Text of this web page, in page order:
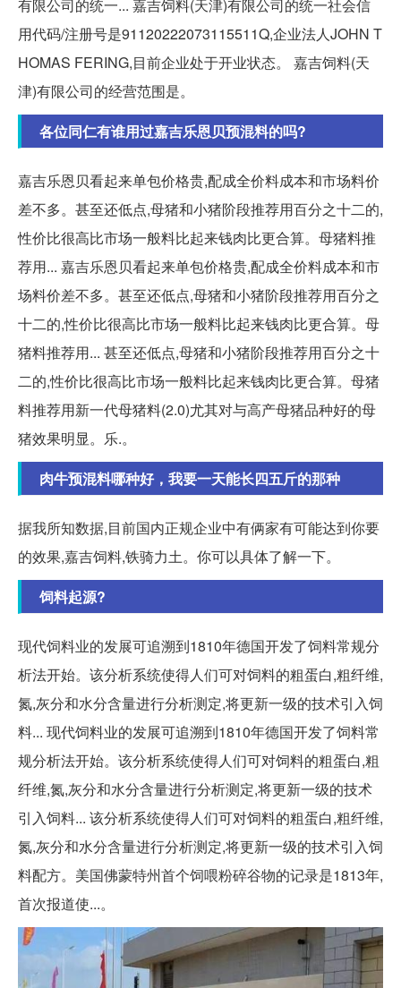
有限公司的统一... 嘉吉饲料(天津)有限公司的统一社会信
用代码/注册号是91120222073115511Q,企业法人JOHN T
HOMAS FERING,目前企业处于开业状态。 嘉吉饲料(天
津)有限公司的经营范围是。
各位同仁有谁用过嘉吉乐恩贝预混料的吗?
嘉吉乐恩贝看起来单包价格贵,配成全价料成本和市场料价
差不多。甚至还低点,母猪和小猪阶段推荐用百分之十二的,
性价比很高比市场一般料比起来钱肉比更合算。母猪料推
荐用... 嘉吉乐恩贝看起来单包价格贵,配成全价料成本和市
场料价差不多。甚至还低点,母猪和小猪阶段推荐用百分之
十二的,性价比很高比市场一般料比起来钱肉比更合算。母
猪料推荐用... 甚至还低点,母猪和小猪阶段推荐用百分之十
二的,性价比很高比市场一般料比起来钱肉比更合算。母猪
料推荐用新一代母猪料(2.0)尤其对与高产母猪品种好的母
猪效果明显。乐.。
肉牛预混料哪种好，我要一天能长四五斤的那种
据我所知数据,目前国内正规企业中有俩家有可能达到你要
的效果,嘉吉饲料,铁骑力土。你可以具体了解一下。
饲料起源?
现代饲料业的发展可追溯到1810年德国开发了饲料常规分
析法开始。该分析系统使得人们可对饲料的粗蛋白,粗纤维,
氮,灰分和水分含量进行分析测定,将更新一级的技术引入饲
料... 现代饲料业的发展可追溯到1810年德国开发了饲料常
规分析法开始。该分析系统使得人们可对饲料的粗蛋白,粗
纤维,氮,灰分和水分含量进行分析测定,将更新一级的技术
引入饲料... 该分析系统使得人们可对饲料的粗蛋白,粗纤维,
氮,灰分和水分含量进行分析测定,将更新一级的技术引入饲
料配方。美国佛蒙特州首个饲喂粉碎谷物的记录是1813年,
首次报道使...。